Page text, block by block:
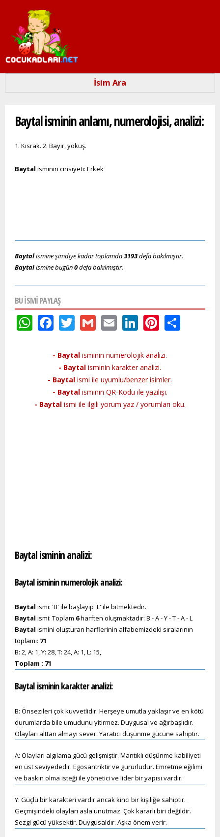
İsim Ara
Baytal isminin anlamı, numerolojisi, analizi:
1. Kısrak. 2. Bayır, yokuş.
Baytal isminin cinsiyeti: Erkek
Baytalismine şimdiye kadar toplamda3193defa bakılmıştır.
Baytalismine bugün0defa bakılmıştır.
BU ISMI PAYLAŞ
WhatsApp
Facebook
Twitter
GmailEmailLinkedIn
- Baytal isminin numerolojik analizi.
- Baytal isminin karakter analizi.
- Baytal ismi ile uyumlu/benzer isimler.
- Baytalisminin QR-Kodu ile yazılışı.
- Baytalismi ile ilgili yorum yaz / yorumları oku.
Baytal isminin analizi:
Baytal isminin numerolojik analizi:
Baytal ismi: 'B' ile başlayıp 'L' ile bitmektedir.
Baytal ismi: Toplam 6harften oluşmaktadır: B - A - Y - T - A - L
Baytal ismini oluşturan harflerinin alfabemizdeki sıralarının
toplamı: 71
B: 2, A: 1, Y: 28, T: 24, A: 1, L: 15,
Toplam : 71
Baytalisminin karakter analizi:
B: Önsezileri çok kuvvetlidir. Herşeye umutla yaklaşır ve en kötü
durumlarda bile umudunu yitirmez. Duygusal ve ağırbaşlıdır.
Olayları alttan almayı sever. Yaratıcı düşünme gücüne sahiptir.
A: Olayları algılama gücü gelişmiştir. Mantıklı düşünme kabiliyeti
en üst seviyededir. Egosantriktir ve gururludur. Emretme eğilimi
ve baskın olma isteği ile yönetici ve lider bir yapısı vardır.
Y: Güçlü bir karakteri vardır ancak kinci bir kişiliğe sahiptir.
Geçmişindeki olayları asla unutmaz. Çok kararlı biri değildir.
Sezgi gücü yüksektir. Duygusaldır. Aşka önem verir.